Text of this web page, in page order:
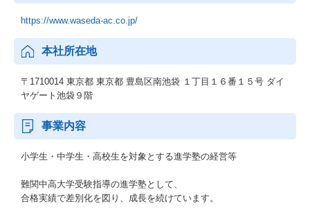
https://www.waseda-ac.co.jp/
本社所在地
〒1710014 東京都 東京都 豊島区南池袋 １丁目１６番１５号 ダイ
ヤゲート池袋９階
事業内容
小学生・中学生・高校生を対象とする進学塾の経営等
難関中高大学受験指導の進学塾として、
合格実績で差別化を図り、成長を続けています。